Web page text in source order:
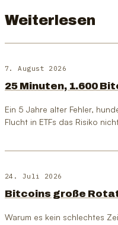
Weiterlesen
7. August 2026
25 Minuten, 1.600
Ein 5 Jahre alter Fehler,
Flucht in ETFs das Risiko
24. Juli 2026
Bitcoins große
Warum es kein schlechtes